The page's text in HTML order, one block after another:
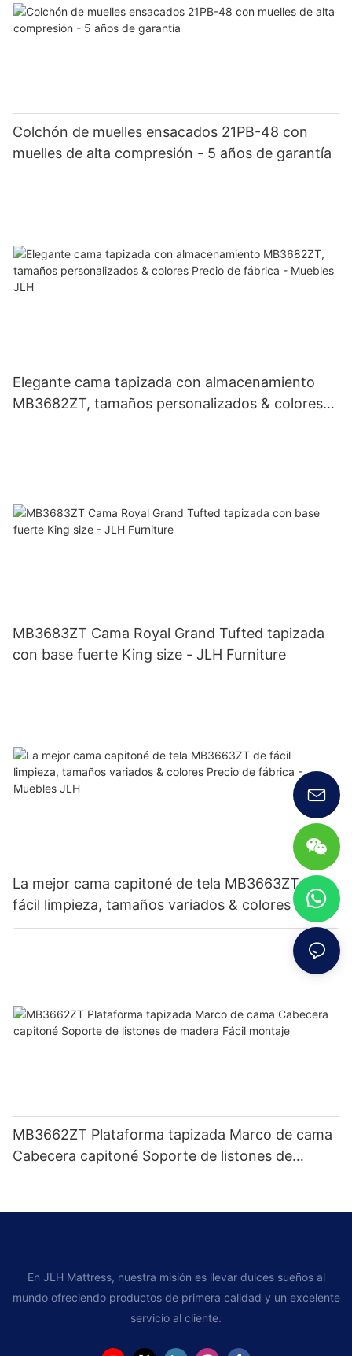
Colchón de muelles ensacados 21PB-48 con
muelles de alta compresión - 5 años de garantía
Elegante cama tapizada con almacenamiento
MB3682ZT, tamaños personalizados & colores
Precio de fábrica - Muebles JLH
MB3683ZT Cama Royal Grand Tufted tapizada
con base fuerte King size - JLH Furniture
La mejor cama capitoné de tela MB3663ZT de
fácil limpieza, tamaños variados & colores Precio
de fábrica - Muebles JLH
MB3662ZT Plataforma tapizada Marco de cama
Cabecera capitoné Soporte de listones de
En JLH Mattress, nuestra misión es llevar dulces sueños al
mundo ofreciendo productos de primera calidad y un excelente
servicio al cliente.